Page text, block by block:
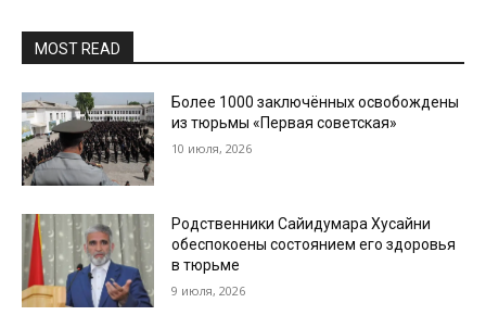
MOST READ
Более 1000 заключённых освобождены
из тюрьмы «Первая советская»
10 июля, 2026
Родственники Сайидумара Хусайни
обеспокоены состоянием его здоровья
в тюрьме
9 июля, 2026